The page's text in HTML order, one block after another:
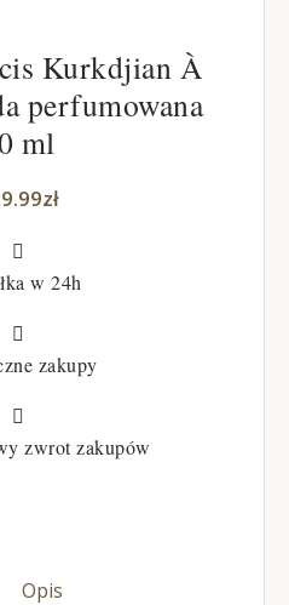
Kurkdjian À
perfumowana
ml
zł

w 24h

zakupy

zwrot zakupów
Opis